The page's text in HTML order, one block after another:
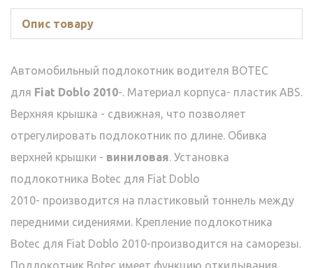
Опис товару
Автомобильный подлокотник водителя BOTEC
для Fiat Doblo 2010-. Материал корпуса- пластик ABS.
Верхняя крышка - сдвижная, что позволяет
отрегулировать подлокотник по длине. Обивка
верхней крышки - виниловая. Установка
подлокотника Botec для Fiat Doblo
2010- производится на пластиковый тоннель между
передними сидениями. Крепление подлокотника
Botec для Fiat Doblo 2010-производится на саморезы.
Подлокотник Botec имеет функцию откидывания